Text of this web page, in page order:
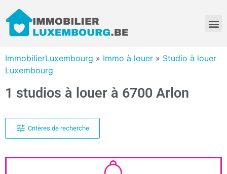
ImmobilierLuxembourg » Immo à louer » Studio à louer
Luxembourg
1 studios à louer à 6700 Arlon
Critères de recherche